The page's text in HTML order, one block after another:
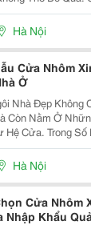
Hưởng Đến
Thủy Của
Hà Nội
Cửa Nhôm
Ở
Nhà Đẹp Không
Còn Nằm Ở
Hệ Cửa. Trong
Ghi Xám
Sư Ưu Ái Bởi
Hà Nội
Cửa Nhôm
Nhập Khẩu